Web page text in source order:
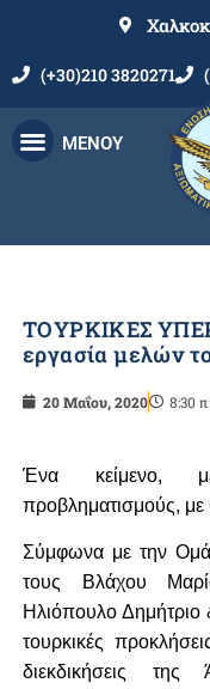
(+30)210 3820271
ΜΕΝΟΥ
ΤΟΥΡΚΙΚΕΣ
εργασία μελών
20 Μαΐου, 2020 8:30
Ένα κείμενο,
προβληματισμούς, με
Σύμφωνα με την
τους Βλάχου
Ηλιόπουλο
τουρκικές
διεκδικήσεις